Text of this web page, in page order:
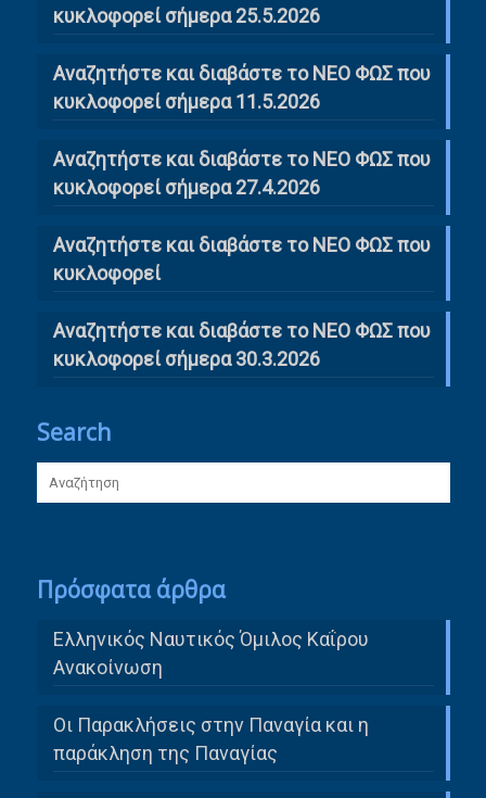
κυκλοφορεί σήμερα 25.5.2026
Αναζητήστε και διαβάστε το ΝΕΟ ΦΩΣ που
κυκλοφορεί σήμερα 11.5.2026
Αναζητήστε και διαβάστε το ΝΕΟ ΦΩΣ που
κυκλοφορεί σήμερα 27.4.2026
Αναζητήστε και διαβάστε το ΝΕΟ ΦΩΣ που
κυκλοφορεί
Αναζητήστε και διαβάστε το ΝΕΟ ΦΩΣ που
κυκλοφορεί σήμερα 30.3.2026
Search
Πρόσφατα άρθρα
Ελληνικός Ναυτικός Όμιλος Καΐρου
Ανακοίνωση
Οι Παρακλήσεις στην Παναγία και η
παράκληση της Παναγίας